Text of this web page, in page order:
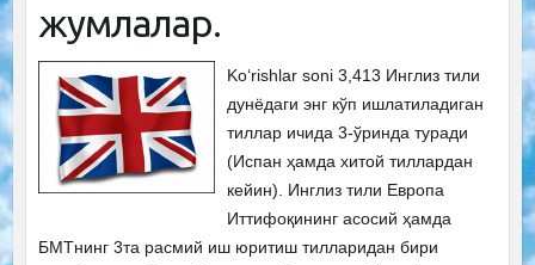
жумлалар.
Ko‘rishlar soni 3,413 Инглиз тили
дунёдаги энг кўп ишлатиладиган
тиллар ичида 3-ўринда туради
(Испан ҳамда хитой тиллардан
кейин). Инглиз тили Европа
Иттифоқининг асосий ҳамда
БМТнинг 3та расмий иш юритиш тилларидан бири